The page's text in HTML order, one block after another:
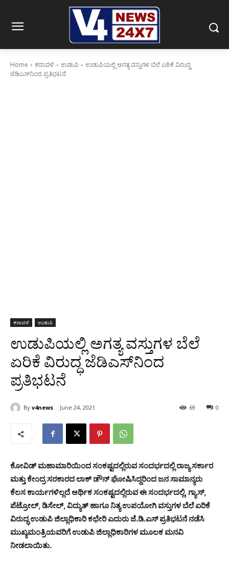
Home ಕರಾವಳಿ ಉಡುಪಿ
ಉಡುಪಿಯಲ್ಲಿ ಅಗತ್ಯ ವಸ್ತುಗಳ ಬೆಲೆ ಏರಿಕೆ ವಿರುದ್ಧ
ಜೆಡಿಎಸ್‌ನಿಂದ ಪ್ರತಿಭಟನೆ
ಕರಾವಳಿ ಉಡುಪಿ
ಉಡುಪಿಯಲ್ಲಿ ಅಗತ್ಯ ವಸ್ತುಗಳ ಬೆಲೆ
ಏರಿಕೆ ವಿರುದ್ಧ ಜೆಡಿಎಸ್‌ನಿಂದ
ಪ್ರತಿಭಟನೆ
By v4news June 24, 2021 0
69
ಕೋವಿಡ್ ಮಹಾಮಾರಿಯಿಂದ ಸಂಕಷ್ಟದಲ್ಲಿರುವ ಸಂದರ್ಭದಲ್ಲಿ ರಾಜ್ಯ ಸರ್ಕಾರ
ಮತ್ತು ಕೇಂದ್ರ ಸರಕಾರದ ಲಾಕ್ ಡೌನ್ ಘೋಷಿಸಿದ್ದರಿಂದ ಜನ ಸಾಮಾನ್ಯರು
ಕೆಲಸ ಕಾರ್ಯಗಳಿಲ್ಲದೆ ಆರ್ಥಿಕ ಸಂಕಷ್ಟದಲ್ಲಿರುವ ಈ ಸಂದರ್ಭದಲ್ಲಿ, ಗ್ಯಾಸ್,
ಪೆಟ್ರೋಲ್, ಡಿಸೇಲ್, ವಿದ್ಯುತ್ ಹಾಗೂ ನಿತ್ಯ ಉಪಯೋಗಿ ವಸ್ತುಗಳ ಬೆಲೆ ಏರಿಕೆ
ವಿರುದ್ಧ ಉಡುಪಿ ಜಿಲ್ಲಾಧಿಕಾರಿ ಕಛೇರಿ ಎದುರು ಜೆ.ಡಿ.ಎಸ್ ಪ್ರತಿಭಟನೆ ನಡೆಸಿ
ಮುಖ್ಯಮಂತ್ರಿಯವರಿಗೆ ಉಡುಪಿ ಜಿಲ್ಲಾಧಿಕಾರಿಗಳ ಮೂಲಕ ಮನವಿ
ನೀಡಲಾಯಿತು.